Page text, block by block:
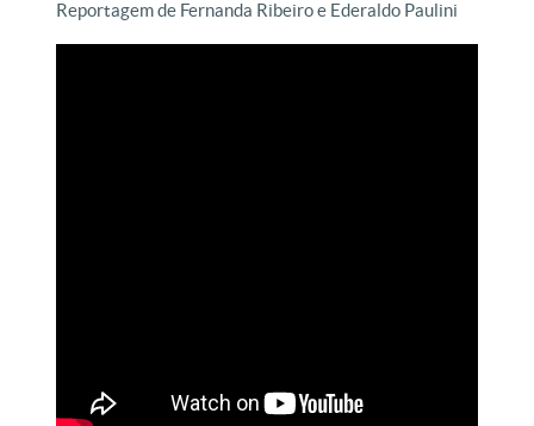
Reportagem de Fernanda Ribeiro e Ederaldo Paulini